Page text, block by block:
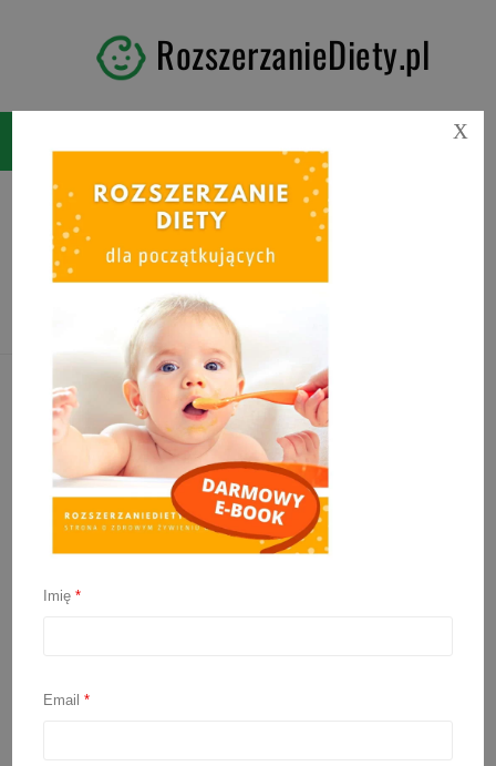
RozszerzanieDiety.pl
Tag:zakwas z buraka od
kiedy
dzieci? Czyli wszystko o
Imię*
Email*
X